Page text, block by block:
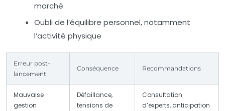
marché
Oubli de l’équilibre personnel, notamment
l’activité physique
Erreur post-
lancement
Conséquence Recommandations
Mauvaise
gestion
Défaillance,
tensions de
Consultation
d’experts, anticipation